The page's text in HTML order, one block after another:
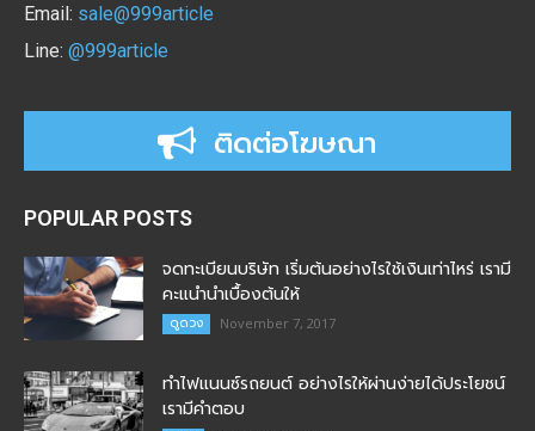
Email: sale@999article
Line: @999article
ติดต่อโฆษณา
POPULAR POSTS
จดทะเบียนบริษัท เริ่มต้นอย่างไรใช้เงินเท่าไหร่ เรามี
คะแนำนำเบื้องต้นให้
ดูดวง November 7, 2017
ทำไฟแนนซ์รถยนต์ อย่างไรให้ผ่านง่ายได้ประโยชน์
เรามีคำตอบ